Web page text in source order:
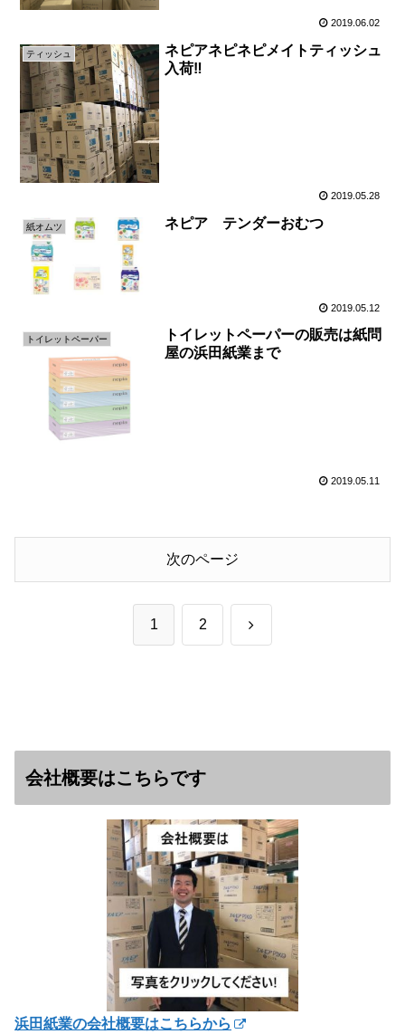
2019.06.02
ティッシュ
ネピアネピネピメイトティッシュ
入荷‼
2019.05.28
紙オムツ ネピア テンダーおむつ
2019.05.12
トイレットペーパー
トイレットペーパーの販売は紙問
屋の浜田紙業まで
2019.05.11
次のページ
1 2 次
会社概要はこちらです
浜田紙業の会社概要はこちらから